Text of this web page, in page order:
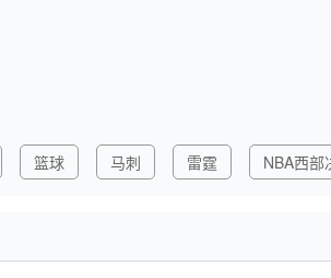
篮球 马刺 雷霆 NBA西部